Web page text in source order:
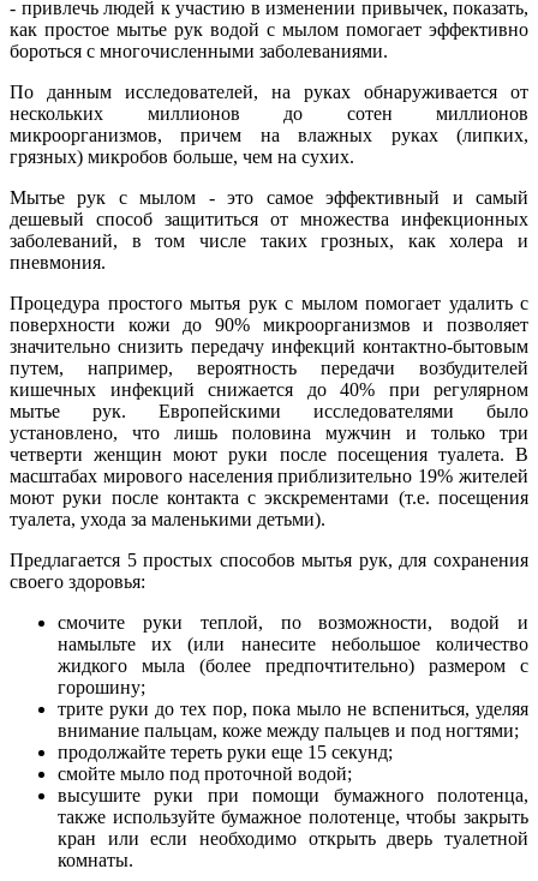
- привлечь людей к участию в изменении привычек, показать,
как простое мытье рук водой с мылом помогает эффективно
бороться с многочисленными заболеваниями.
По данным исследователей, на руках обнаруживается от
нескольких миллионов до сотен миллионов
микроорганизмов, причем на влажных руках (липких,
грязных) микробов больше, чем на сухих.
Мытье рук с мылом - это самое эффективный и самый
дешевый способ защититься от множества инфекционных
заболеваний, в том числе таких грозных, как холера и
пневмония.
Процедура простого мытья рук с мылом помогает удалить с
поверхности кожи до 90% микроорганизмов и позволяет
значительно снизить передачу инфекций контактно-бытовым
путем, например, вероятность передачи возбудителей
кишечных инфекций снижается до 40% при регулярном
мытье рук. Европейскими исследователями было
установлено, что лишь половина мужчин и только три
четверти женщин моют руки после посещения туалета. В
масштабах мирового населения приблизительно 19% жителей
моют руки после контакта с экскрементами (т.е. посещения
туалета, ухода за маленькими детьми).
Предлагается 5 простых способов мытья рук, для сохранения
своего здоровья:
смочите руки теплой, по возможности, водой и
намыльте их (или нанесите небольшое количество
жидкого мыла (более предпочтительно) размером с
горошину;
трите руки до тех пор, пока мыло не вспениться, уделяя
внимание пальцам, коже между пальцев и под ногтями;
продолжайте тереть руки еще 15 секунд;
смойте мыло под проточной водой;
высушите руки при помощи бумажного полотенца,
также используйте бумажное полотенце, чтобы закрыть
кран или если необходимо открыть дверь туалетной
комнаты.